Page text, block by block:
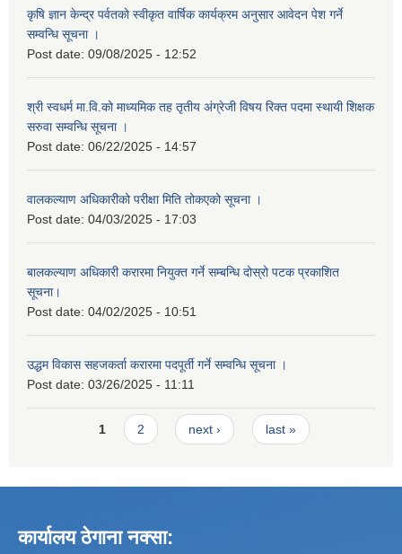
कृषि ज्ञान केन्द्र पर्वतको स्वीकृत वार्षिक कार्यक्रम अनुसार आवेदन पेश गर्ने
सम्वन्धि सूचना ।
Post date: 09/08/2025 - 12:52
श्री स्वधर्म मा.वि.को माध्यमिक तह तृतीय अंग्रेजी विषय रिक्त पदमा स्थायी शिक्षक
सरुवा सम्वन्धि सूचना ।
Post date: 06/22/2025 - 14:57
वालकल्याण अधिकारीको परीक्षा मिति तोकएको सूचना ।
Post date: 04/03/2025 - 17:03
बालकल्याण अधिकारी करारमा नियुक्त गर्ने सम्बन्धि दोस्रो पटक प्रकाशित
सूचना।
Post date: 04/02/2025 - 10:51
उद्धम विकास सहजकर्ता करारमा पदपूर्ती गर्ने सम्वन्धि सूचना ।
Post date: 03/26/2025 - 11:11
Pages1 2 next › last »
कार्यालय ठेगाना नक्सा: